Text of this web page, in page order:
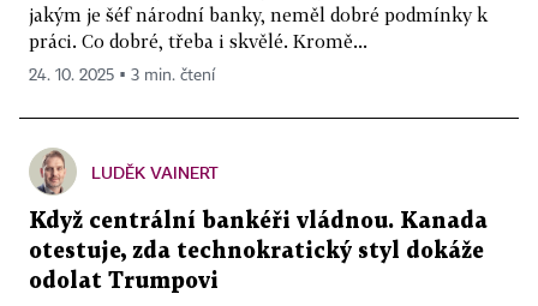
jakým je šéf národní banky, neměl dobré podmínky k
práci. Co dobré, třeba i skvělé. Kromě...
24. 10. 2025 ▪ 3 min. čtení
LUDĚK VAINERT
Když centrální bankéři vládnou. Kanada
otestuje, zda technokratický styl dokáže
odolat Trumpovi